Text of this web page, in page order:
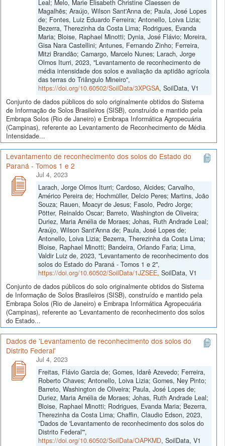
Leal; Melo, Marie Elisabeth Christine Claessen de
Magalhẽs; Araújo, Wilson Sant'Anna de; Paula, José Lopes
de; Fontes, Luiz Eduardo Ferreira; Antonello, Loiva Lizia;
Bezerra, Therezinha da Costa Lima; Rodrigues, Evanda
Maria; Bloise, Raphael Minotti; Dynia, José Flávio; Moreira,
Gisa Nara Castellini; Antunes, Fernando Zinho; Ferreira,
Mitzi Brandão; Camargo, Marcelo Nunes; Larach, Jorge
Olmos Iturri, 2023, "Levantamento de reconhecimento de
média intensidade dos solos e avaliação da aptidão agrícola
das terras do Triângulo Mineiro",
https://doi.org/10.60502/SoilData/3XPGSA, SoilData, V1
Conjunto de dados públicos do solo originalmente obtidos do Sistema
de Informação de Solos Brasileiros (SISB), construído e mantido pela
Embrapa Solos (Rio de Janeiro) e Embrapa Informática Agropecuária
(Campinas), referente ao Levantamento de Reconhecimento de Média
Intensidade...
Levantamento de reconhecimento dos solos do Estado do
Paraná - Tomos 1 e 2
Jul 4, 2023
Larach, Jorge Olmos Iturri; Cardoso, Alcides; Carvalho,
Américo Pereira de; Hochmüller, Delcio Peres; Martins, João
Souza; Rauen, Moacyr de Jesus; Fasolo, Pedro Jorge;
Pötter, Reinaldo Oscar; Barreto, Washington de Oliveira;
Duriez, Maria Amélia de Moraes; Johas, Ruth Andrade Leal;
Araújo, Wilson Sant'Anna de; Paula, José Lopes de;
Antonello, Loiva Lizia; Bezerra, Therezinha da Costa Lima;
Bloise, Raphael Minotti; Bandeira, Orlando Faria; Lima,
Valdir Luiz de, 2023, "Levantamento de reconhecimento dos
solos do Estado do Paraná - Tomos 1 e 2",
https://doi.org/10.60502/SoilData/1JZSEE, SoilData, V1
Conjunto de dados públicos do solo originalmente obtidos do Sistema
de Informação de Solos Brasileiros (SISB), construído e mantido pela
Embrapa Solos (Rio de Janeiro) e Embrapa Informática Agropecuária
(Campinas), referente ao 'Levantamento de reconhecimento dos solos
do Estado...
Dados de 'Levantamento de reconhecimento dos solos do
Distrito Federal'
Jul 4, 2023
Freitas, Flávio Garcia de; Gomes, Idarê Azevedo; Ferreira,
Roberto Chaves; Antonello, Loiva Lizia; Gomes, Ney Pinto;
Barreto, Washington de Oliveira; Paula, José Lopes de;
Duriez, Maria Amélia de Moraes; Johas, Ruth Andrade Leal;
Bloise, Raphael Minotti; Rodrigues, Evanda Maria; Bezerra,
Therezinha da Costa Lima; Chaffin, Claudio Edson, 2023,
"Dados de 'Levantamento de reconhecimento dos solos do
Distrito Federal'",
https://doi.org/10.60502/SoilData/OAPKMD, SoilData, V1